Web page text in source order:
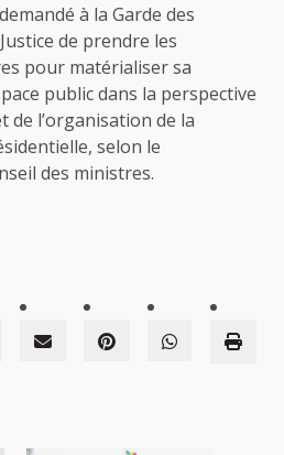
à la Garde des
de prendre les
pour matérialiser sa
public dans la perspective
de l’organisation de la
selon le
des ministres.